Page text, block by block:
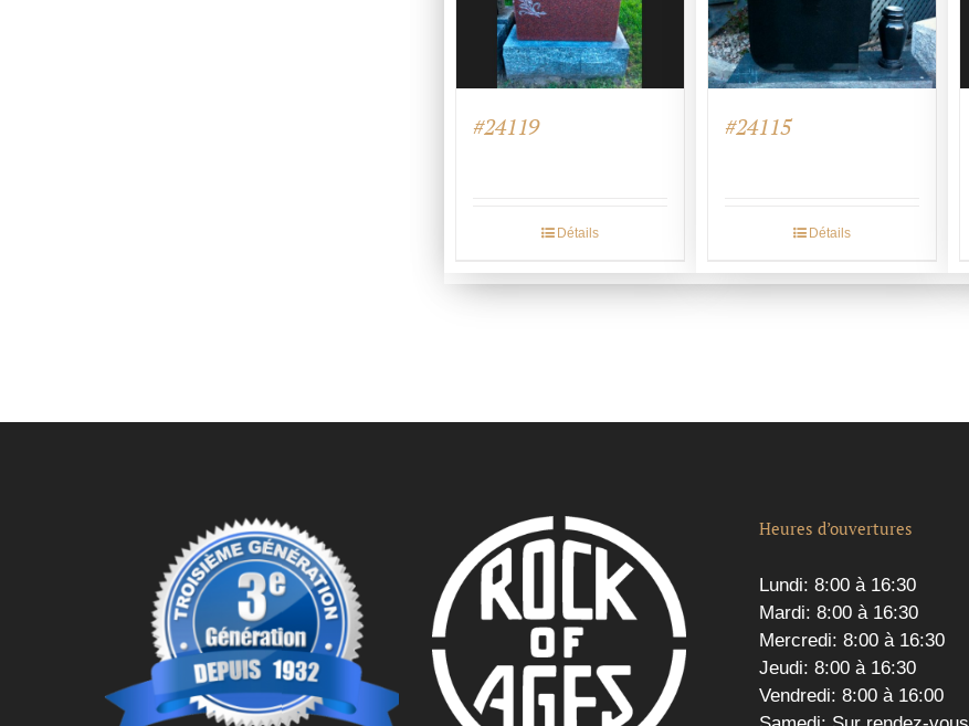
#24119
Détails
#24115
Détails
Heures d’ouvertures
Lundi: 8:00 à 16:30
Mardi: 8:00 à 16:30
Mercredi: 8:00 à 16:30
Jeudi: 8:00 à 16:30
Vendredi: 8:00 à 16:00